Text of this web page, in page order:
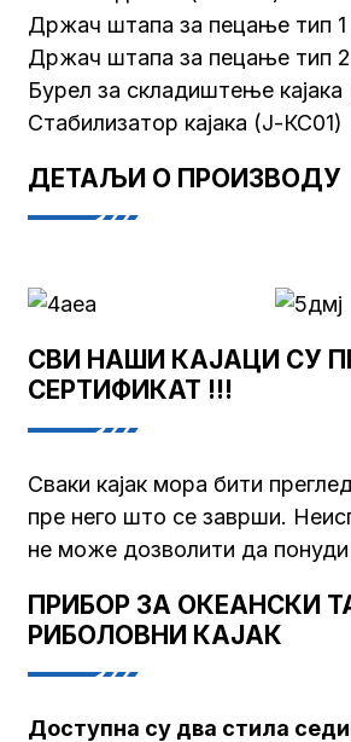
Држач штапа за пецање тип
Држач штапа за пецање тип
Бурел за складиштење
Стабилизатор кајака (Ј-КС01)
ДЕТАЉИ О ПРОИЗВОДУ
СВИ НАШИ КАЈАЦИ СУ
СЕРТИФИКАТ !!!
Сваки кајак мора бити
пре него што се заврши.
не може дозволити да
ПРИБОР ЗА ОКЕАНСКИ
РИБОЛОВНИ КАЈАК
Доступна су два стила